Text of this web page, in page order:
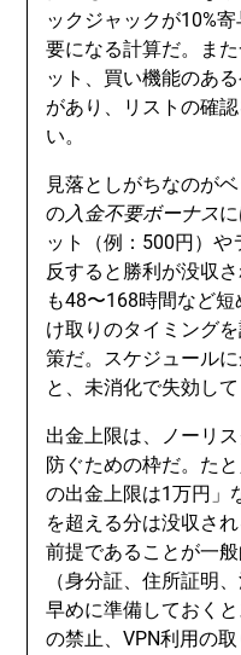
ックジャックが10%
要になる計算だ。ま
ット、買い機能のあ
があり、リストの確
い。
見落としがちなのが
の入金不要ボーナス
ット（例：500円）
反すると勝利が没収
も48〜168時間など
け取りのタイミング
策だ。スケジュール
と、未消化で失効し
出金上限は、ノーリ
防ぐための枠だ。た
の出金上限は1万円」
を超える分は没収さ
前提であることが一
（身分証、住所証明
早めに準備しておく
の禁止、VPN利用の